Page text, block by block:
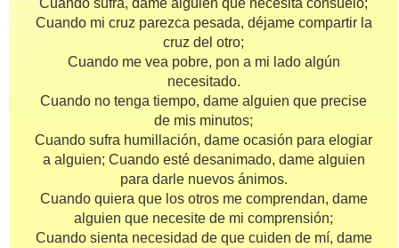
Cuando sufra, dame alguien que necesita consuelo;
Cuando mi cruz parezca pesada, déjame compartir la
cruz del otro;
Cuando me vea pobre, pon a mi lado algún
necesitado.
Cuando no tenga tiempo, dame alguien que precise
de mis minutos;
Cuando sufra humillación, dame ocasión para elogiar
a alguien; Cuando esté desanimado, dame alguien
para darle nuevos ánimos.
Cuando quiera que los otros me comprendan, dame
alguien que necesite de mi comprensión;
Cuando sienta necesidad de que cuiden de mí, dame